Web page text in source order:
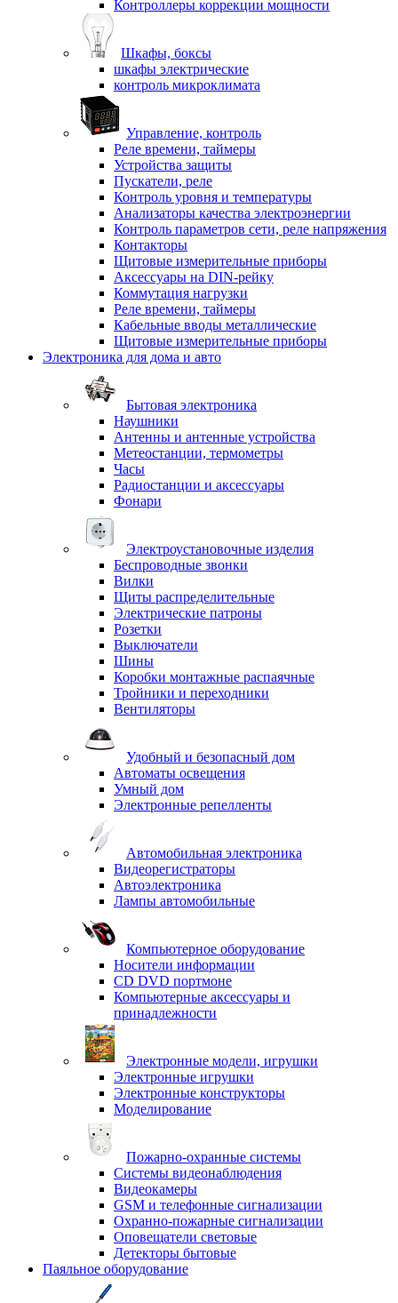
Контроллеры коррекции мощности
Шкафы, боксы
шкафы электрические
контроль микроклимата
Управление, контроль
Реле времени, таймеры
Устройства защиты
Пускатели, реле
Контроль уровня и температуры
Анализаторы качества электроэнергии
Контроль параметров сети, реле напряжения
Контакторы
Щитовые измерительные приборы
Аксессуары на DIN-рейку
Коммутация нагрузки
Реле времени, таймеры
Кабельные вводы металлические
Щитовые измерительные приборы
Электроника для дома и авто
Бытовая электроника
Наушники
Антенны и антенные устройства
Метеостанции, термометры
Часы
Радиостанции и аксессуары
Фонари
Электроустановочные изделия
Беспроводные звонки
Вилки
Щиты распределительные
Электрические патроны
Розетки
Выключатели
Шины
Коробки монтажные распаячные
Тройники и переходники
Вентиляторы
Удобный и безопасный дом
Автоматы освещения
Умный дом
Электронные репелленты
Автомобильная электроника
Видеорегистраторы
Автоэлектроника
Лампы автомобильные
Компьютерное оборудование
Носители информации
CD DVD портмоне
Компьютерные аксессуары и
принадлежности
Электронные модели, игрушки
Электронные игрушки
Электронные конструкторы
Моделирование
Пожарно-охранные системы
Системы видеонаблюдения
Видеокамеры
GSM и телефонные сигнализации
Охранно-пожарные сигнализации
Оповещатели световые
Детекторы бытовые
Паяльное оборудование